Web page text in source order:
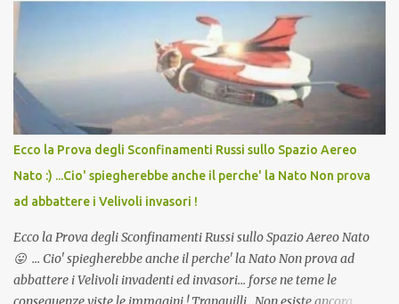
Vaccino come: l' Amaro del Capo, era "spettacolare Ghiacciato, ma
andava bene anche, a Temperatura Ambiente"! Riproponiamo
l'articolo per NON Dimenticare!
Ecco la Prova degli Sconfinamenti Russi sullo Spazio Aereo
Nato :) ...Cio' spiegherebbe anche il perche' la Nato Non prova
ad abbattere i Velivoli invasori !
Ecco la Prova degli Sconfinamenti Russi sullo Spazio Aereo Nato
😛 ... Cio' spiegherebbe anche il perche' la Nato Non prova ad
abbattere i Velivoli invadenti ed invasori... forse ne teme le